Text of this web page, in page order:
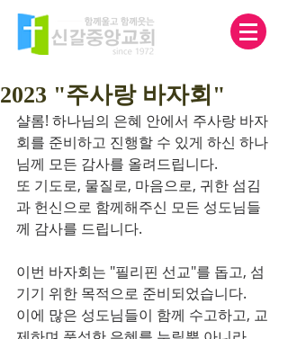
2023 "주사랑 바자회"
샬롬! 하나님의 은혜 안에서 주사랑 바자
회를 준비하고 진행할 수 있게 하신 하나
님께 모든 감사를 올려드립니다.
또 기도로, 물질로, 마음으로, 귀한 섬김
과 헌신으로 함께해주신 모든 성도님들
께 감사를 드립니다.
이번 바자회는 "필리핀 선교"를 돕고, 섬
기기 위한 목적으로 준비되었습니다.
이에 많은 성도님들이 함께 수고하고, 교